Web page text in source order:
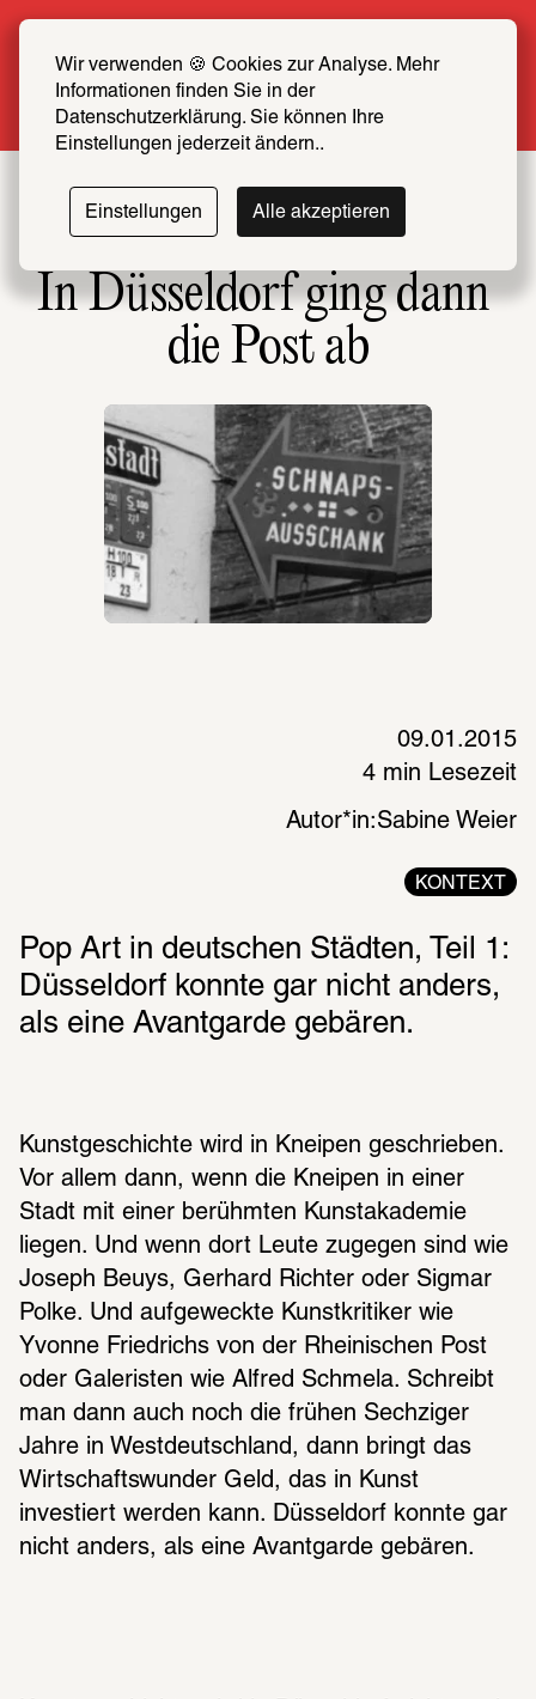
Wir verwenden 🍪 Cookies zur Analyse. Mehr
Informationen finden Sie in der
Datenschutzerklärung. Sie können Ihre
Einstellungen jederzeit ändern..
Einstellungen Alle akzeptieren
SCHIRN FREUND*IN werden
Mehr erfahren
In Düsseldorf ging dann
die Post ab
09.01.2015
4 min Lesezeit
Autor*in:Sabine Weier
KONTEXT
Pop Art in deutschen Städten, Teil 1:
Düsseldorf konnte gar nicht anders,
als eine Avantgarde gebären.
Kunstgeschichte wird in Kneipen geschrieben.
Vor allem dann, wenn die Kneipen in einer
Stadt mit einer berühmten Kunstakademie
liegen. Und wenn dort Leute zugegen sind wie
Joseph Beuys, Gerhard Richter oder Sigmar
Polke. Und aufgeweckte Kunstkritiker wie
Yvonne Friedrichs von der Rheinischen Post
oder Galeristen wie Alfred Schmela. Schreibt
man dann auch noch die frühen Sechziger
Jahre in Westdeutschland, dann bringt das
Wirtschaftswunder Geld, das in Kunst
investiert werden kann. Düsseldorf konnte gar
nicht anders, als eine Avantgarde gebären.